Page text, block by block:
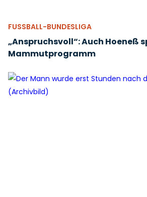
FUSSBALL-BUNDESLIGA
„Anspruchsvoll“: Auch Hoeneß
Mammutprogramm